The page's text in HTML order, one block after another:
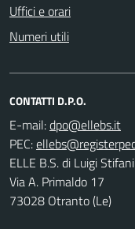
Uffici e orari
Numeri utili
CONTATTI D.P.O.
E-mail:
PEC:
ELLE B.S. di Luigi Stifani
Via A. Primaldo 17
73028 Otranto (Le)